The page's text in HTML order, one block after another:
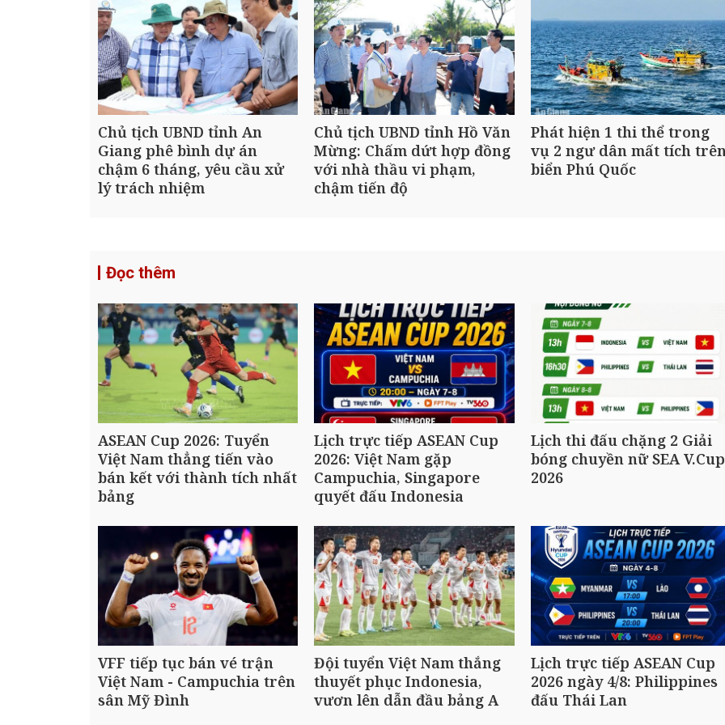
Chủ tịch UBND tỉnh An
Giang phê bình dự án
chậm 6 tháng, yêu cầu xử
lý trách nhiệm
Chủ tịch UBND tỉnh Hồ Văn
Mừng: Chấm dứt hợp đồng
với nhà thầu vi phạm,
chậm tiến độ
Phát hiện 1 thi thể trong
vụ 2 ngư dân mất tích
biển Phú Quốc
Đọc thêm
ASEAN Cup 2026: Tuyển
Việt Nam thẳng tiến vào
bán kết với thành tích nhất
bảng
Lịch trực tiếp ASEAN Cup
2026: Việt Nam gặp
Campuchia, Singapore
quyết đấu Indonesia
Lịch thi đấu chặng 2 Giải
bóng chuyền nữ SEA V.Cup
2026
VFF tiếp tục bán vé trận
Việt Nam - Campuchia trên
sân Mỹ Đình
Đội tuyển Việt Nam thắng
thuyết phục Indonesia,
vươn lên dẫn đầu bảng A
Lịch trực tiếp ASEAN Cup
2026 ngày 4/8: Philippines
đấu Thái Lan